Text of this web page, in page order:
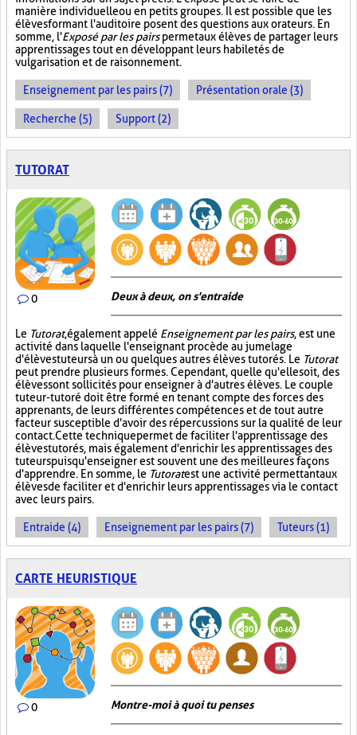
manière individuelle ou en petits groupes. Il est possible que les
élèves formant l'auditoire posent des questions aux orateurs. En
somme, l'Exposé par les pairspermet aux élèves de partager leurs
apprentissages tout en développant leurs habiletés de
vulgarisation et de raisonnement.
Enseignement par les pairs (7) Présentation orale (3)
Recherche (5) Support (2)
TUTORAT
0 Deux à deux, on s'entraide
Le Tutorat, également appelé Enseignement par les pairs, est une
activité dans laquelle l'enseignant procède au jumelage
d'élèves tuteurs à un ou quelques autres élèves tutorés. Le Tutorat
peut prendre plusieurs formes. Cependant, quelle qu'elle soit, des
élèves sont sollicités pour enseigner à d'autres élèves. Le couple
tuteur-tutoré doit être formé en tenant compte des forces des
apprenants, de leurs différentes compétences et de tout autre
facteur susceptible d'avoir des répercussions sur la qualité de leur
contact. Cette technique permet de faciliter l'apprentissage des
élèves tutorés, mais également d'enrichir les apprentissages des
tuteurs puisqu'enseigner est souvent une des meilleures façons
d'apprendre. En somme, le Tutoratest une activité permettant aux
élèves de faciliter et d'enrichir leurs apprentissages via le contact
avec leurs pairs.
Entraide (4) Enseignement par les pairs (7) Tuteurs (1)
CARTE HEURISTIQUE
0 Montre-moi à quoi tu penses